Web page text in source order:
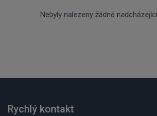
Nebyly nalezeny žádné
Rychlý kontakt